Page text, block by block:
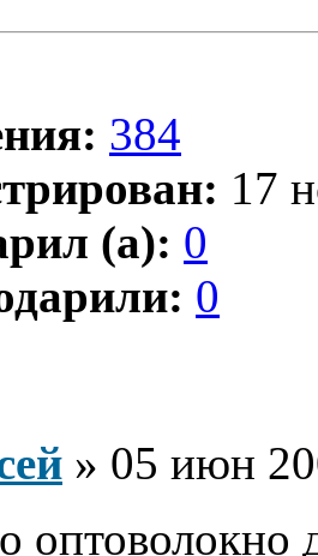
384
17
(а): 0
0
» 05 июн
оптоволокно